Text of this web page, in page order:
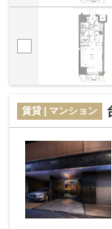
賃貸 | マンション